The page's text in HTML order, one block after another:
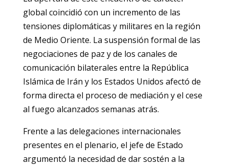
global coincidió con un incremento de las
tensiones diplomáticas y militares en la región
de Medio Oriente. La suspensión formal de las
negociaciones de paz y de los canales de
comunicación bilaterales entre la República
Islámica de Irán y los Estados Unidos afectó de
forma directa el proceso de mediación y el cese
al fuego alcanzados semanas atrás.
Frente a las delegaciones internacionales
presentes en el plenario, el jefe de Estado
argumentó la necesidad de dar sostén a la